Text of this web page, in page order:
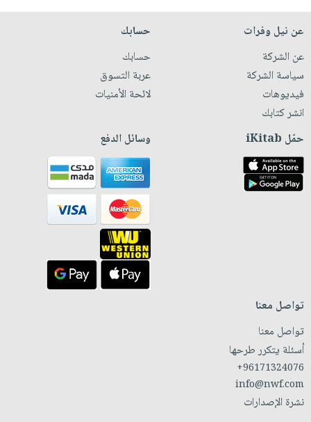
عن نيل وفرات
عن الشركة
سياسة الشركة
فيديوهات
انشر كتابك
حسابك
حسابك
عربة التسوق
لائحة الأمنيات
حمّل iKitab وسائل الدفع
تواصل معنا
تواصل معنا
أسئلة يتكرر طرحها
+96171324076
info@nwf.com
نشرة الإصدارات